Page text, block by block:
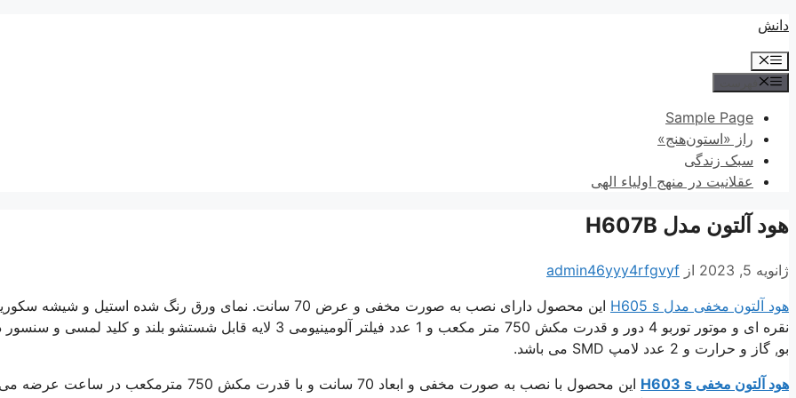
پرش
محتوا
دانش
فهرست
Sample Page
راز «استون‌هنج»
سبک زندگی
عقلانیت در منهج اولیاء الهی
هود آلتون مدل H607B
ژانویه 5, 2023 از admin46yyy4rfgvyf
هود آلتون مخفی مدل H605 s
این محصول دارای نصب به صورت مخفی و عرض 70 سانت. نمای ورق رنگ شده استیل و شیشه
نقره ای و موتور توربو 4 دور و قدرت مکش 750 متر مکعب و 1 عدد فیلتر آلومینیومی 3 لایه قابل شستشو بلند و کلید لمسی و
بو, گاز و حرارت و 2 عدد لامپ SMD می باشد.
هود آلتون مخفی H603 s
این محصول با نصب به صورت مخفی و ابعاد 70 سانت و با قدرت مکش 750 مترمکعب در ساعت